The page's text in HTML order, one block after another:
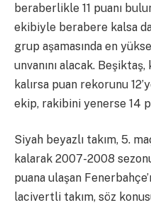
beraberlikle 11 puanı
ekibiyle berabere kalsa
grup aşamasında en
unvanını alacak.
kalırsa puan rekorunu
ekip, rakibini yenerse 14
Siyah beyazlı takım, 5.
kalarak 2007-2008
puana ulaşan
lacivertli takım, söz